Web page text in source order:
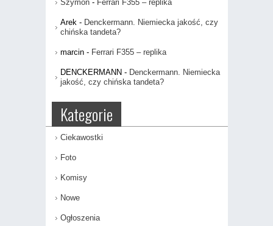
Szymon- Ferrari F355 – replika
Arek- Denckermann. Niemiecka jakość, czy
chińska tandeta?
marcin- Ferrari F355 – replika
DENCKERMANN - Denckermann. Niemiecka
jakość, czy chińska tandeta?
Kategorie
Ciekawostki
Foto
Komisy
Nowe
Ogłoszenia